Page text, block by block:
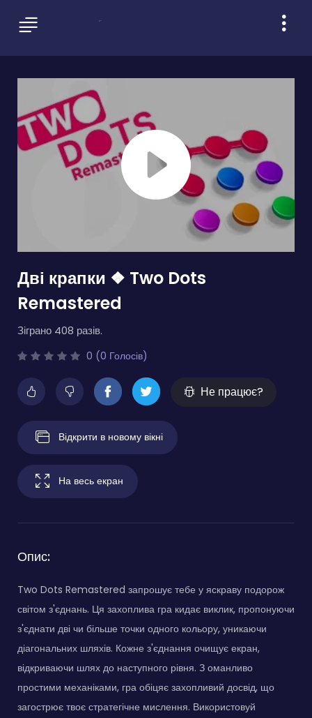
Дві крапки ❖ Two Dots
Remastered
Зіграно 408 разів.
0 (0 Голосів)
Не працює?
Відкрити в новому вікні
На весь екран
Опис:
Two Dots Remastered запрошує тебе у яскраву подорож
світом з'єднань. Ця захоплива гра кидає виклик, пропонуючи
з'єднати дві чи більше точки одного кольору, уникаючи
діагональних шляхів. Кожне з'єднання очищує екран,
відкриваючи шлях до наступного рівня. З оманливо
простими механіками, гра обіцяє захопливий досвід, що
загострює твоє стратегічне мислення. Використовуй